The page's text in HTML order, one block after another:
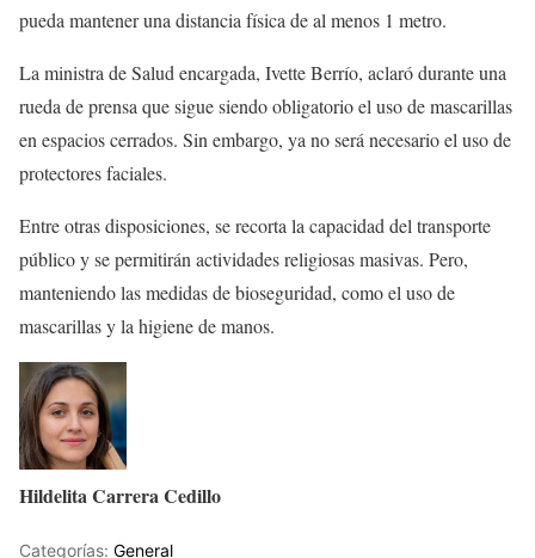
pueda mantener una distancia física de al menos 1 metro.
La ministra de Salud encargada, Ivette Berrío, aclaró durante una
rueda de prensa que sigue siendo obligatorio el uso de mascarillas
en espacios cerrados. Sin embargo, ya no será necesario el uso de
protectores faciales.
Entre otras disposiciones, se recorta la capacidad del transporte
público y se permitirán actividades religiosas masivas. Pero,
manteniendo las medidas de bioseguridad, como el uso de
mascarillas y la higiene de manos.
Hildelita Carrera Cedillo
Categorías: General